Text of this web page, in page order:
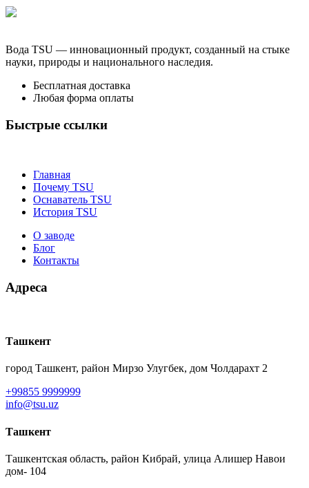
Вода TSU — инновационный продукт, созданный на стыке
науки, природы и национального наследия.
Бесплатная доставка
Любая форма оплаты
Быстрые ссылки
Главная
Почему TSU
Оснаватель TSU
История TSU
О заводе
Блог
Контакты
Адреса
Ташкент
город Ташкент, район Мирзо Улугбек, дом Чолдарахт 2
+99855 9999999
info@tsu.uz
Ташкент
Ташкентская область, район Кибрай, улица Алишер Навои
дом- 104